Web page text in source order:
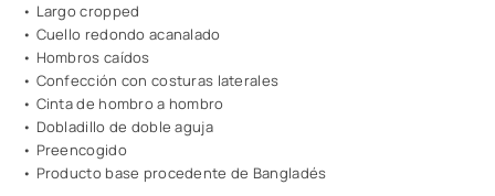
• Largo cropped
• Cuello redondo acanalado
• Hombros caídos
• Confección con costuras laterales
• Cinta de hombro a hombro
• Dobladillo de doble aguja
• Preencogido
• Producto base procedente de Bangladés